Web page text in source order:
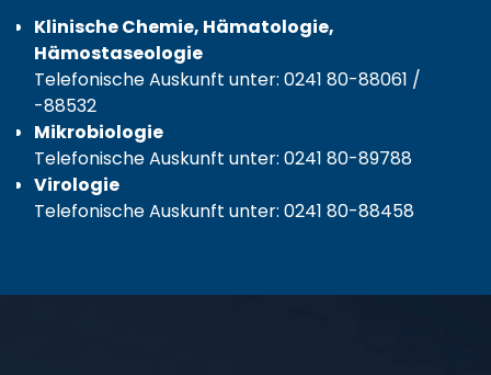
Klinische Chemie, Hämatologie,
Hämostaseologie
Telefonische Auskunft unter: 0241 80-88061 /
-88532
Mikrobiologie
Telefonische Auskunft unter: 0241 80-89788
Virologie
Telefonische Auskunft unter: 0241 80-88458